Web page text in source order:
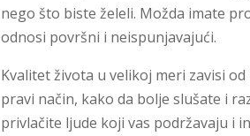
nego što biste želeli. Možda imate
odnosi površni i neispunjavajući.
Kvalitet života u velikoj meri zavisi
pravi način, kako da bolje slušate i
privlačite ljude koji vas podržavaju i